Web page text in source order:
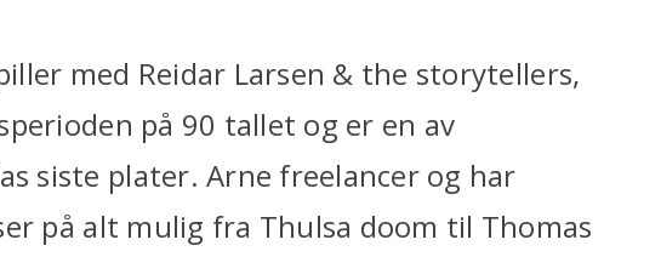
med Reidar Larsen & the storytellers,
på 90 tallet og er en av
siste plater. Arne freelancer og har
på alt mulig fra Thulsa doom til Thomas